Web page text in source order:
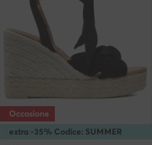
extra -35% Codice: SUMMER
Occasione